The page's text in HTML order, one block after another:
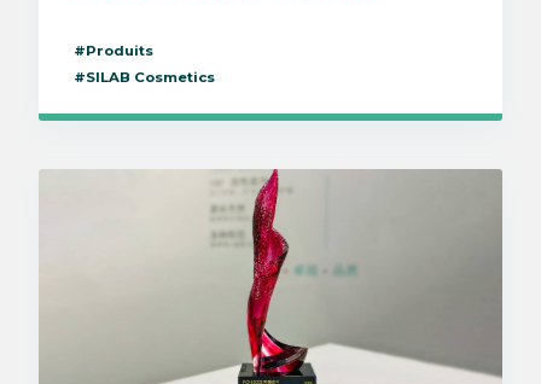
#Produits
#SILAB Cosmetics